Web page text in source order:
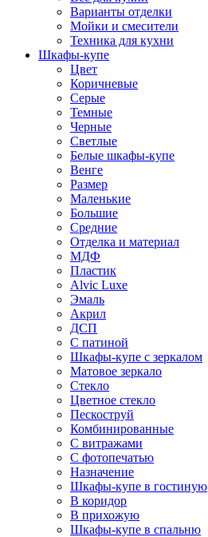
Варианты отделки
Мойки и смесители
Техника для кухни
Шкафы-купе
Цвет
Коричневые
Серые
Темные
Черные
Светлые
Белые шкафы-купе
Венге
Размер
Маленькие
Большие
Средние
Отделка и материал
МДФ
Пластик
Alvic Luxe
Эмаль
Акрил
ДСП
С патиной
Шкафы-купе с зеркалом
Матовое зеркало
Стекло
Цветное стекло
Пескоструй
Комбинированные
С витражами
С фотопечатью
Назначение
Шкафы-купе в гостиную
В коридор
В прихожую
Шкафы-купе в спальню